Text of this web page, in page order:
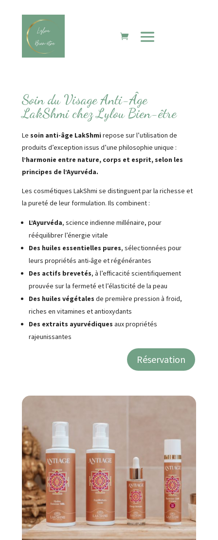
Soin du Visage Anti-Âge
LakShmi chez Lylou Bien-être
Le soin anti-âge LakShmi repose sur l’utilisation de
produits d’exception issus d’une philosophie unique :
l’harmonie entre nature, corps et esprit, selon les
principes de l’Ayurvéda.
Les cosmétiques LakShmi se distinguent par la richesse et
la pureté de leur formulation. Ils combinent :
L’Ayurvéda, science indienne millénaire, pour
rééquilibrer l’énergie vitale
Des huiles essentielles pures, sélectionnées pour
leurs propriétés anti-âge et régénérantes
Des actifs brevetés, à l’efficacité scientifiquement
prouvée sur la fermeté et l’élasticité de la peau
Des huiles végétales de première pression à froid,
riches en vitamines et antioxydants
Des extraits ayurvédiques aux propriétés
rajeunissantes
Réservation